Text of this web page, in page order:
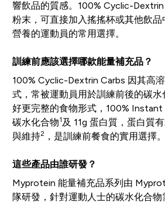
響飲品的質感。100% Cyclic-
粉末，可直接加入搖搖杯或其他飲
營養的運動員的常用選擇。
訓練前應該選擇哪款能量補充品？
100% Cyclic-Dextrin Carbs 因其高
式，常被運動員用於訓練前後的碳
好更完整的食物形式，100%
碳水化合物1 及 11g 蛋白質，蛋白質
與維持2，是訓練前餐食的實用選擇。
這些產品由誰研發？
Myprotein 能量補充品系列由
隊研發，針對運動人士的碳水化合物